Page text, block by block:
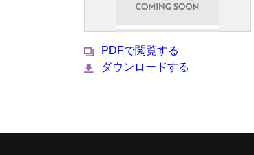
PDFで閲覧する
ダウンロードする